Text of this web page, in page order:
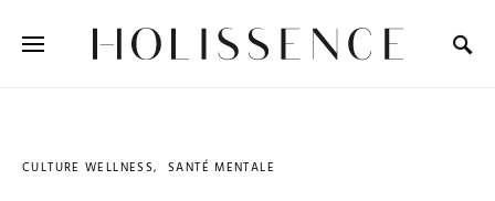
CULTURE WELLNESS SANTÉ MENTALE